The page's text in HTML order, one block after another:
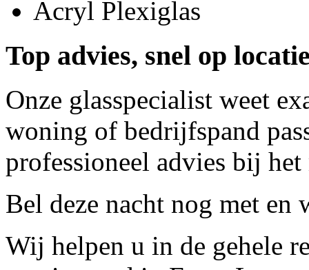
Acryl Plexiglas
Top advies, snel op
Onze glasspecialist weet
woning of bedrijfspand
professioneel advies bij
Bel deze nacht nog met en
Wij helpen u in de gehele